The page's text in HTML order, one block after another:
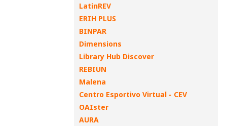
LatinREV
ERIH PLUS
BINPAR
Dimensions
Library Hub Discover
REBIUN
Malena
Centro Esportivo Virtual - CEV
OAIster
AURA